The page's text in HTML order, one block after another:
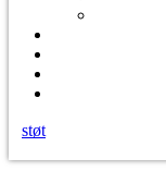
støt
Menu